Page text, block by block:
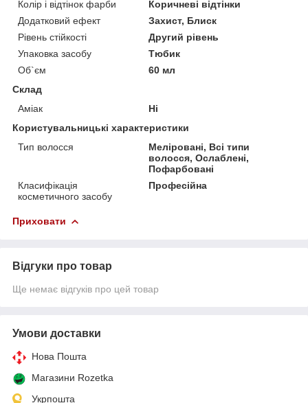
Колір і відтінок фарби
Коричневі відтінки
Додатковий ефект
Захист, Блиск
Рівень стійкості
Другий рівень
Упаковка засобу
Тюбик
Об`єм
60 мл
Склад
Аміак
Ні
Користувальницькі характеристики
Тип волосся
Меліровані, Всі типи
волосся, Ослаблені,
Пофарбовані
Класифікація
косметичного засобу
Професійна
Приховати
Відгуки про товар
Ще немає відгуків про цей товар
Умови доставки
Нова Пошта
Магазини Rozetka
Укрпошта